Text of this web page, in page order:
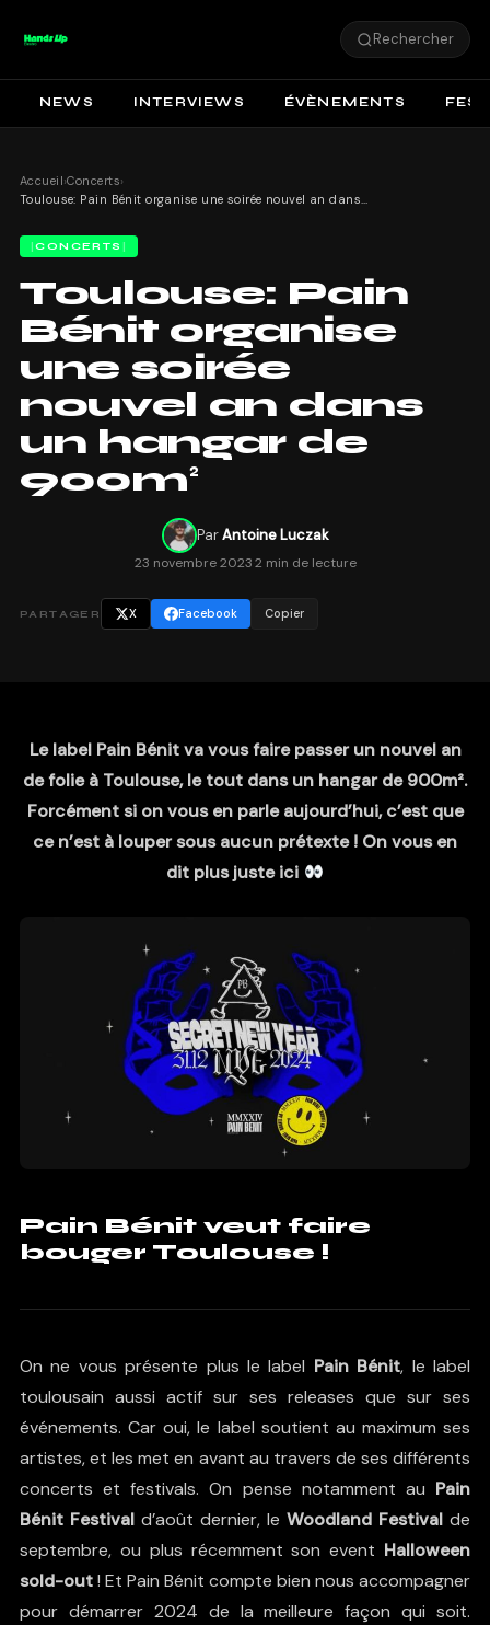
Rechercher
NEWS INTERVIEWS ÉVÈNEMENTS
Accueil›Concerts›
Toulouse: Pain Bénit organise une soirée nouvel an dans un hangar de 900m²
CONCERTS
Toulouse: Pain
Bénit organise
une soirée
nouvel an dans
un hangar de
900m²
ParAntoine Luczak
23 novembre 20232 min de lecture
PARTAGER X Facebook Copier
Le label Pain Bénit va vous faire passer un nouvel an
de folie à Toulouse, le tout dans un hangar de 900m².
Forcément si on vous en parle aujourd’hui, c’est que
ce n’est à louper sous aucun prétexte ! On vous en
dit plus juste ici
Pain Bénit veut faire
bouger Toulouse !
On ne vous présente plus le label Pain Bénit, le label
toulousain aussi actif sur ses releases que sur ses
événements. Car oui, le label soutient au maximum ses
artistes, et les met en avant au travers de ses différents
concerts et festivals. On pense notamment au Pain
Bénit Festivald’août dernier, leWoodland Festival de
septembre, ou plus récemment son event Halloween
sold-out! Et Pain Bénit compte bien nous accompagner
pour démarrer 2024 de la meilleure façon qui soit.